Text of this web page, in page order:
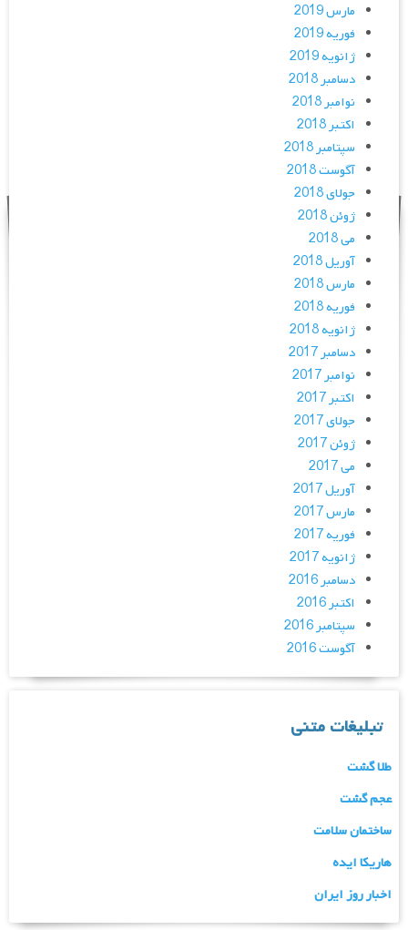
مارس 2019
فوریه 2019
ژانویه 2019
دسامبر 2018
نوامبر 2018
اکتبر 2018
سپتامبر 2018
آگوست 2018
جولای 2018
ژوئن 2018
می 2018
آوریل 2018
مارس 2018
فوریه 2018
ژانویه 2018
دسامبر 2017
نوامبر 2017
اکتبر 2017
جولای 2017
ژوئن 2017
می 2017
آوریل 2017
مارس 2017
فوریه 2017
ژانویه 2017
دسامبر 2016
اکتبر 2016
سپتامبر 2016
آگوست 2016
تبلیغات متنی
طلا گشت
عجم گشت
ساختمان سلامت
هاریکا ایده
اخبار روز ایران